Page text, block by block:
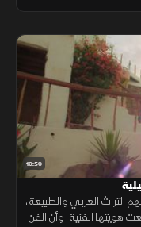
19:59
التراث العربي والطبيعة،
هويتها الفنية، وأن الفن